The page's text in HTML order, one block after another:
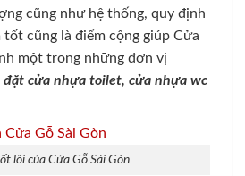
cũng như hệ thống, quy định
tốt cũng là điểm cộng giúp Cửa
một trong những đơn vị
đặt cửa nhựa toilet, cửa nhựa wc
lõi của Cửa Gỗ Sài Gòn